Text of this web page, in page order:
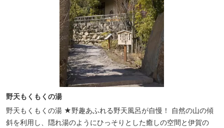
野天もくもくの湯
野天もくもくの湯 ★野趣あふれる野天風呂が自慢！ 自然の山の傾
斜を利用し、隠れ湯のようにひっそりとした癒しの空間と伊賀の